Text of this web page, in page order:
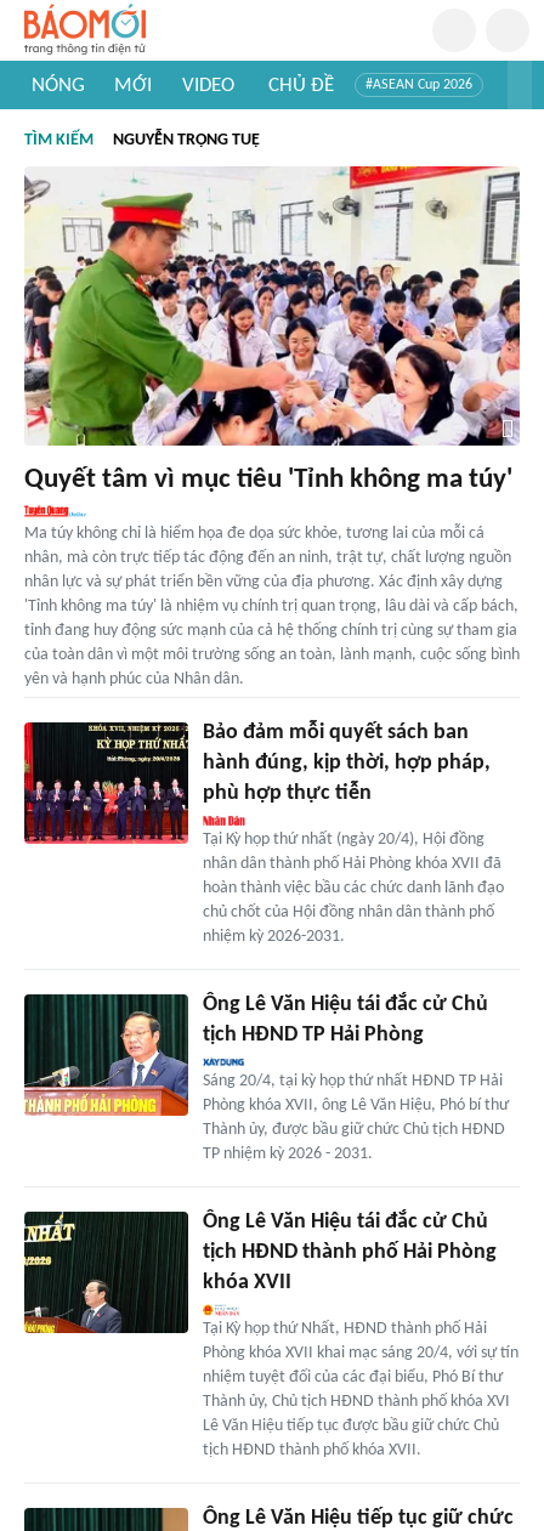
NÓNG MỚI VIDEO CHỦ ĐỀ #ASEAN Cup 2026
#Khám phá thế giới
TÌM KIẾM NGUYỄN TRỌNG TUỆ
Quyết tâm vì mục tiêu 'Tỉnh không ma túy'
Ma túy không chỉ là hiểm họa đe dọa sức khỏe, tương lai của mỗi cá
nhân, mà còn trực tiếp tác động đến an ninh, trật tự, chất lượng nguồn
nhân lực và sự phát triển bền vững của địa phương. Xác định xây dựng
'Tỉnh không ma túy' là nhiệm vụ chính trị quan trọng, lâu dài và cấp bách,
tỉnh đang huy động sức mạnh của cả hệ thống chính trị cùng sự tham gia
của toàn dân vì một môi trường sống an toàn, lành mạnh, cuộc sống bình
yên và hạnh phúc của Nhân dân.
Bảo đảm mỗi quyết sách ban
hành đúng, kịp thời, hợp pháp,
phù hợp thực tiễn
Tại Kỳ họp thứ nhất (ngày 20/4), Hội đồng
nhân dân thành phố Hải Phòng khóa XVII đã
hoàn thành việc bầu các chức danh lãnh đạo
chủ chốt của Hội đồng nhân dân thành phố
nhiệm kỳ 2026-2031.
Ông Lê Văn Hiệu tái đắc cử Chủ
tịch HĐND TP Hải Phòng
Sáng 20/4, tại kỳ họp thứ nhất HĐND TP Hải
Phòng khóa XVII, ông Lê Văn Hiệu, Phó bí thư
Thành ủy, được bầu giữ chức Chủ tịch HĐND
TP nhiệm kỳ 2026 - 2031.
Ông Lê Văn Hiệu tái đắc cử Chủ
tịch HĐND thành phố Hải Phòng
khóa XVII
Tại Kỳ họp thứ Nhất, HĐND thành phố Hải
Phòng khóa XVII khai mạc sáng 20/4, với sự tín
nhiệm tuyệt đối của các đại biểu, Phó Bí thư
Thành ủy, Chủ tịch HĐND thành phố khóa XVI
Lê Văn Hiệu tiếp tục được bầu giữ chức Chủ
tịch HĐND thành phố khóa XVII.
Ông Lê Văn Hiệu tiếp tục giữ chức